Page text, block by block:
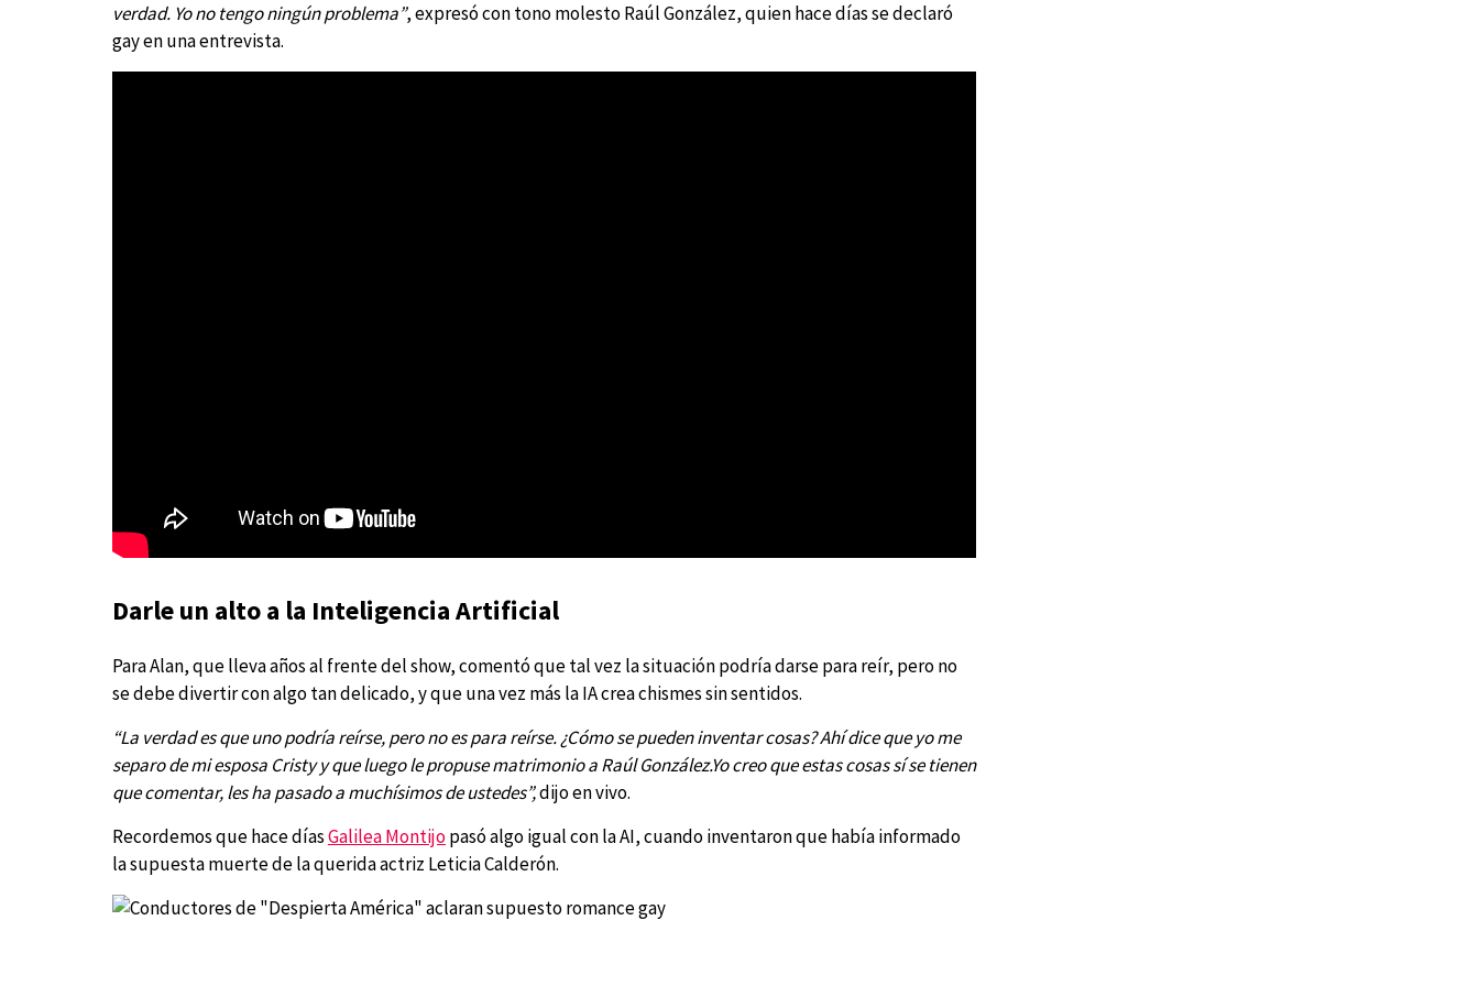
verdad. Yo no tengo ningún problema”, expresó con tono molesto Raúl González, quien hace días se declaró
gay en una entrevista.
Darle un alto a la Inteligencia Artificial
Para Alan, que lleva años al frente del show, comentó que tal vez la situación podría darse para reír, pero no
se debe divertir con algo tan delicado, y que una vez más la IA crea chismes sin sentidos.
“La verdad es que uno podría reírse, pero no es para reírse. ¿Cómo se pueden inventar cosas? Ahí dice que yo me
separo de mi esposa Cristy y que luego le propuse matrimonio a Raúl González.Yo creo que estas cosas sí se tienen
que comentar, les ha pasado a muchísimos de ustedes”,dijo en vivo.
Recordemos que hace díasGalilea Montijopasó algo igual con la AI, cuando inventaron que había informado
la supuesta muerte de la querida actriz Leticia Calderón.